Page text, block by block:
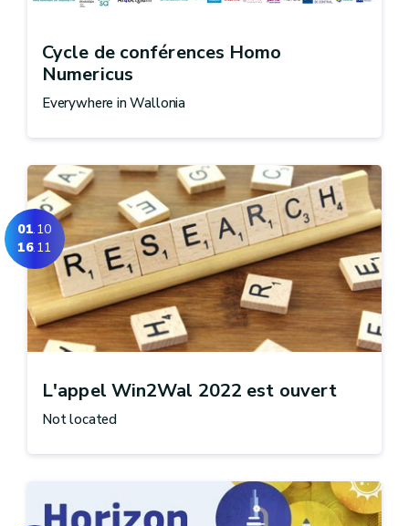
Cycle de conférences Homo
Numericus
Everywhere in Wallonia
01.10
16.11
L'appel Win2Wal 2022 est ouvert
Not located